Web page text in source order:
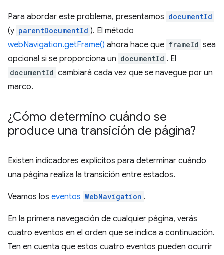
Para abordar este problema, presentamos documentId
(y parentDocumentId ). El método
webNavigation.getFrame() ahora hace que frameId sea
opcional si se proporciona un documentId . El
documentId cambiará cada vez que se navegue por un
marco.
¿Cómo determino cuándo se
produce una transición de página?
Existen indicadores explícitos para determinar cuándo
una página realiza la transición entre estados.
Veamos los eventos WebNavigation .
En la primera navegación de cualquier página, verás
cuatro eventos en el orden que se indica a continuación.
Ten en cuenta que estos cuatro eventos pueden ocurrir